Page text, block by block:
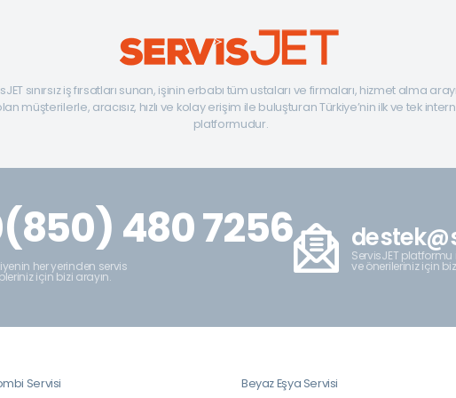
sınırsız iş fırsatları sunan, işinin erbabı tüm ustaları ve firmaları, hizmet alma
müşterilerle, aracısız, hızlı ve kolay erişim ile buluşturan Türkiye’nin ilk ve tek
platformudur.
480 7256
her yerinden servis
için bizi arayın.
ServisJET
ve önerileriniz için
Servisi Beyaz Eşya Servisi